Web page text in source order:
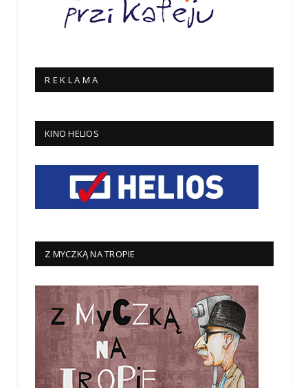
R E K L A M A
KINO HELIOS
Z MYCZKĄ NA TROPIE